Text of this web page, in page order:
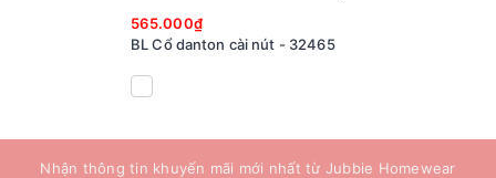
565.000₫
BL Cổ danton cài nút - 32465
Nhận thông tin khuyến mãi mới nhất từ Jubbie Homewear